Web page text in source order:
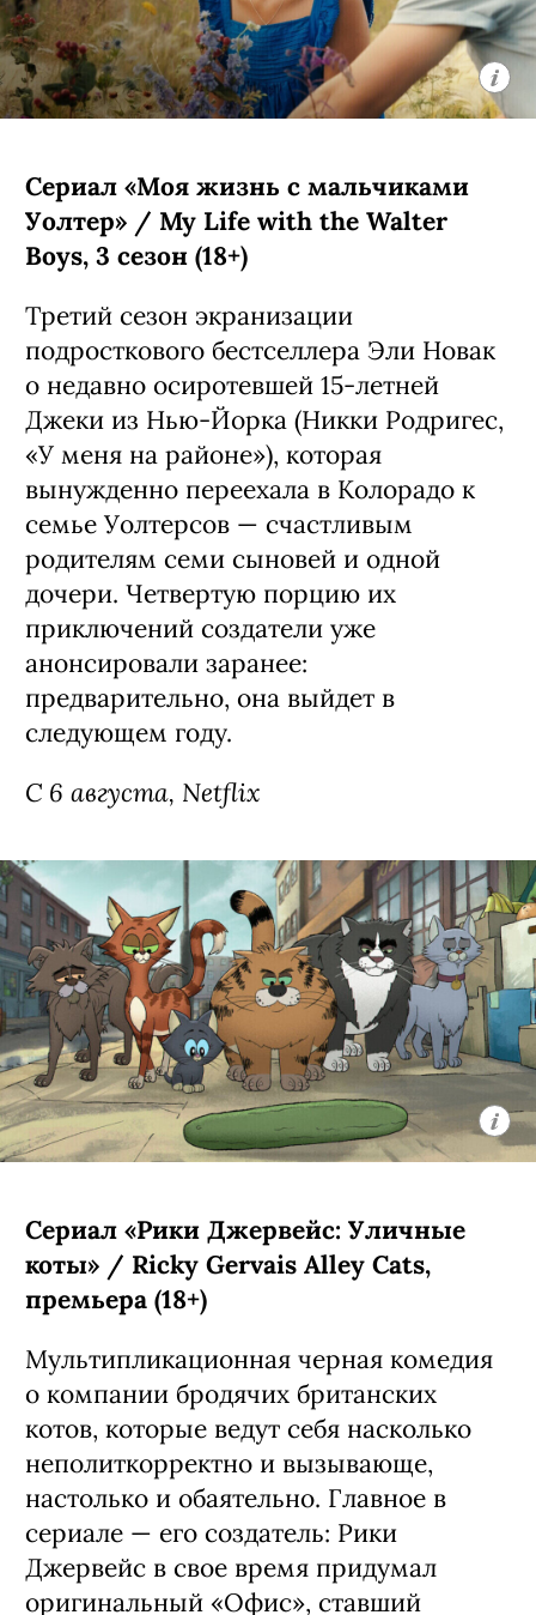
сделали сериал из двух сезонов по 8
эпизодов: первый вышел в 2024 году,
второй стартует в 2026-м.
Сериал «Моя жизнь с мальчиками
Уолтер» / My Life with the Walter
Boys, 3 сезон (18+)
подросткового бестселлера Эли Новак
Джеки из Нью-Йорка (Никки Родригес,
«У меня на районе»), которая
вынужденно переехала в Колорадо к
семье Уолтерсов — счастливым
родителям семи сыновей и одной
дочери. Четвертую порцию их
приключений создатели уже
анонсировали заранее:
предварительно, она выйдет в
С 6 августа, Netflix